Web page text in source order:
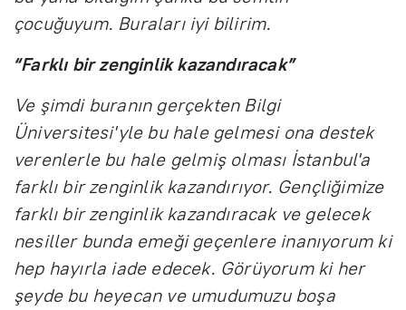
çocuğuyum. Buraları iyi bilirim.
“Farklı bir zenginlik kazandıracak”
Ve şimdi buranın gerçekten Bilgi
Üniversitesi'yle bu hale gelmesi ona destek
verenlerle bu hale gelmiş olması İstanbul'a
farklı bir zenginlik kazandırıyor. Gençliğimize
farklı bir zenginlik kazandıracak ve gelecek
nesiller bunda emeği geçenlere inanıyorum ki
hep hayırla iade edecek. Görüyorum ki her
şeyde bu heyecan ve umudumuzu boşa